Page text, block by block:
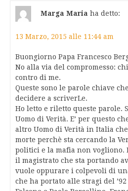
Marga Maria ha detto:
13 Marzo, 2015 alle 11:44 am
Buongiorno Papa Francesco
No alla via del compromesso:
contro di me.
Queste sono le parole chiave
decidere a scriverLe.
Ho letto e riletto queste parole.
Uomo di Verità. E’ per questo
altro Uomo di Verità in Italia
morte perchè sta cercando la
politici e la mafia non vogliono.
il magistrato che sta portando
vuole oppurare i colpevoli di
che ha portato alle stragi del